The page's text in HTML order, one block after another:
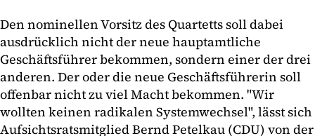
Den nominellen Vorsitz des Quartetts soll dabei
ausdrücklich nicht der neue hauptamtliche
Geschäftsführer bekommen, sondern einer der drei
anderen. Der oder die neue Geschäftsführerin soll
offenbar nicht zu viel Macht bekommen. "Wir
wollten keinen radikalen Systemwechsel", lässt sich
Aufsichtsratsmitglied Bernd Petelkau (CDU) von der